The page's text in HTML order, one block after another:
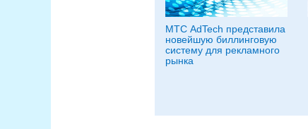
МТС AdTech представила
новейшую биллинговую
систему для рекламного
рынка